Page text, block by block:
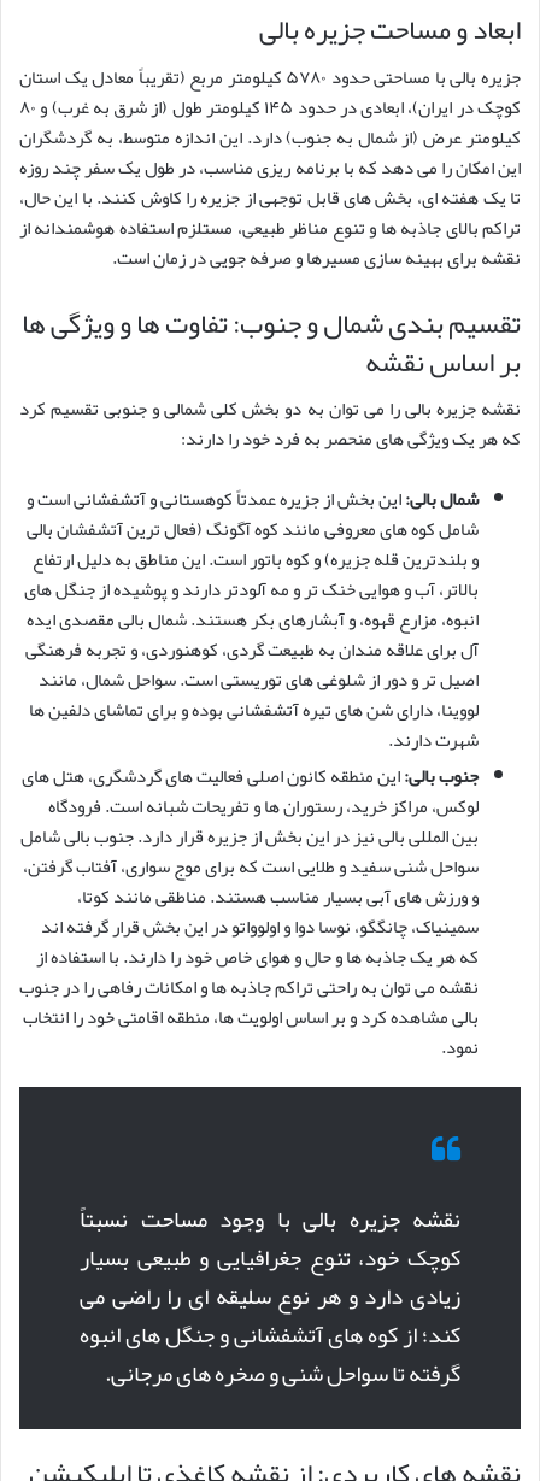
ابعاد و مساحت جزیره بالی
جزیره بالی با مساحتی حدود ۵۷۸۰ کیلومتر مربع (تقریباً معادل یک استان
کوچک در ایران)، ابعادی در حدود ۱۴۵ کیلومتر طول (از شرق به غرب) و ۸۰
کیلومتر عرض (از شمال به جنوب) دارد. این اندازه متوسط، به گردشگران
این امکان را می دهد که با برنامه ریزی مناسب، در طول یک سفر چند روزه
تا یک هفته ای، بخش های قابل توجهی از جزیره را کاوش کنند. با این حال،
تراکم بالای جاذبه ها و تنوع مناظر طبیعی، مستلزم استفاده هوشمندانه از
نقشه برای بهینه سازی مسیرها و صرفه جویی در زمان است.
تقسیم بندی شمال و جنوب: تفاوت ها و ویژگی ها
بر اساس نقشه
نقشه جزیره بالی را می توان به دو بخش کلی شمالی و جنوبی تقسیم کرد
که هر یک ویژگی های منحصر به فرد خود را دارند:
شمال بالی:این بخش از جزیره عمدتاً کوهستانی و آتشفشانی است و
شامل کوه های معروفی مانند کوه آگونگ (فعال ترین آتشفشان بالی
و بلندترین قله جزیره) و کوه باتور است. این مناطق به دلیل ارتفاع
بالاتر، آب و هوایی خنک تر و مه آلودتر دارند و پوشیده از جنگل های
انبوه، مزارع قهوه، و آبشارهای بکر هستند. شمال بالی مقصدی ایده
آل برای علاقه مندان به طبیعت گردی، کوهنوردی، و تجربه فرهنگی
اصیل تر و دور از شلوغی های توریستی است. سواحل شمال، مانند
لووینا، دارای شن های تیره آتشفشانی بوده و برای تماشای دلفین ها
شهرت دارند.
جنوب بالی:این منطقه کانون اصلی فعالیت های گردشگری، هتل های
لوکس، مراکز خرید، رستوران ها و تفریحات شبانه است. فرودگاه
بین المللی بالی نیز در این بخش از جزیره قرار دارد. جنوب بالی شامل
سواحل شنی سفید و طلایی است که برای موج سواری، آفتاب گرفتن،
و ورزش های آبی بسیار مناسب هستند. مناطقی مانند کوتا،
سمینیاک، چانگگو، نوسا دوا و اولوواتو در این بخش قرار گرفته اند
که هر یک جاذبه ها و حال و هوای خاص خود را دارند. با استفاده از
نقشه می توان به راحتی تراکم جاذبه ها و امکانات رفاهی را در جنوب
بالی مشاهده کرد و بر اساس اولویت ها، منطقه اقامتی خود را انتخاب
نمود.
نقشه جزیره بالی با وجود مساحت نسبتاً
کوچک خود، تنوع جغرافیایی و طبیعی بسیار
زیادی دارد و هر نوع سلیقه ای را راضی می
کند؛ از کوه های آتشفشانی و جنگل های انبوه
گرفته تا سواحل شنی و صخره های مرجانی.